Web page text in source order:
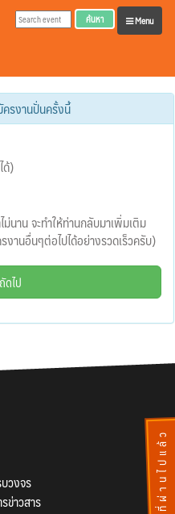
Menu
ค้นหา
รงานปั่นครั้งนี้
ด้)
นาน จะทำให้ท่านกลับมาเพิ่มเติม
งานอื่นๆต่อไปได้อย่างรวดเร็วครับ)
วงจร
ข่าวสาร